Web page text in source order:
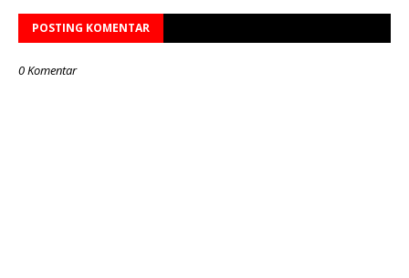
POSTING KOMENTAR
0 Komentar